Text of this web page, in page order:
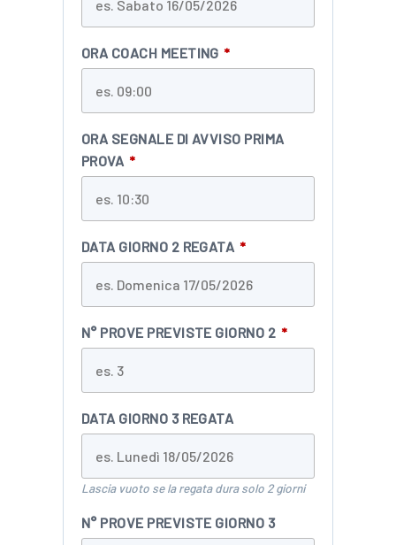
ORA COACH MEETING *
ORA SEGNALE DI AVVISO PRIMA
PROVA *
DATA GIORNO 2 REGATA *
N° PROVE PREVISTE GIORNO 2 *
DATA GIORNO 3 REGATA
Lascia vuoto se la regata dura solo 2 giorni
N° PROVE PREVISTE GIORNO 3